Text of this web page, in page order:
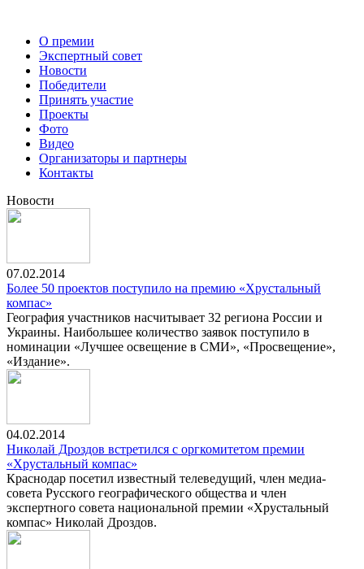
О премии
Экспертный совет
Новости
Победители
Принять участие
Проекты
Фото
Видео
Организаторы и партнеры
Контакты
Новости
07.02.2014
Более 50 проектов поступило на премию «Хрустальный
компас»
География участников насчитывает 32 региона России и
Украины. Наибольшее количество заявок поступило в
номинации «Лучшее освещение в СМИ», «Просвещение»,
«Издание».
04.02.2014
Николай Дроздов встретился с оргкомитетом премии
«Хрустальный компас»
Краснодар посетил известный телеведущий, член медиа-
совета Русского географического общества и член
экспертного совета национальной премии «Хрустальный
компас» Николай Дроздов.